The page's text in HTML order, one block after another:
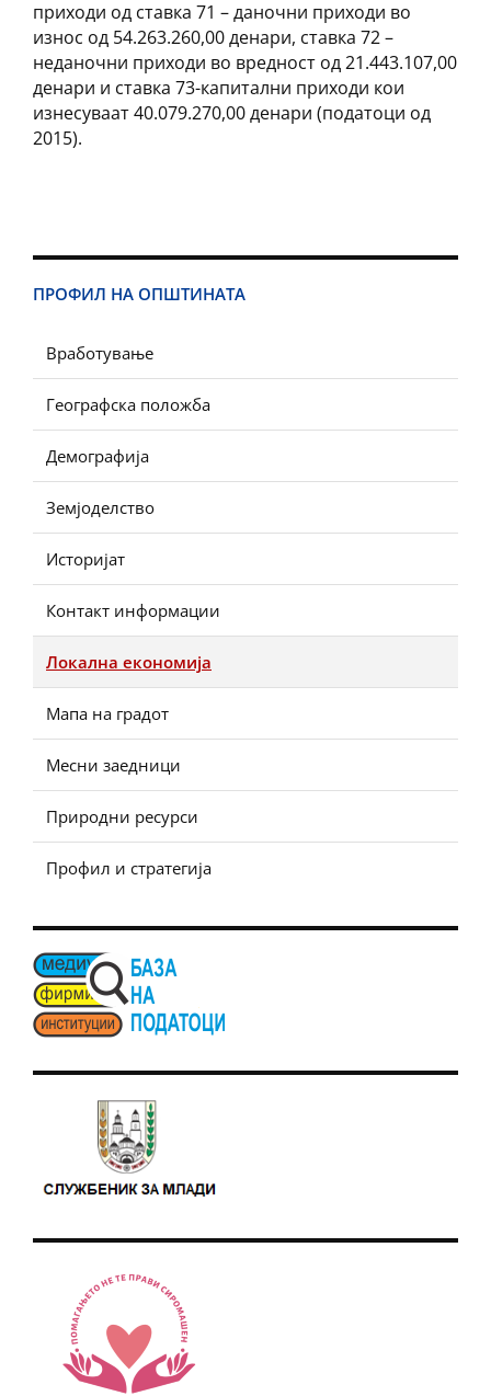
приходи од ставка 71 – даночни приходи во
износ од 54.263.260,00 денари, ставка 72 –
неданочни приходи во вредност од 21.443.107,00
денари и ставка 73-капитални приходи кои
изнесуваат 40.079.270,00 денари (податоци од
2015).
ПРОФИЛ НА ОПШТИНАТА
Вработување
Географска положба
Демографија
Земјоделство
Историјат
Контакт информации
Локална економија
Мапа на градот
Месни заедници
Природни ресурси
Профил и стратегија